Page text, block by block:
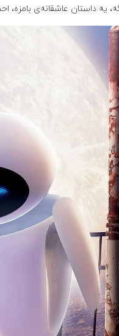
یه داستان عاشقانه‌ی